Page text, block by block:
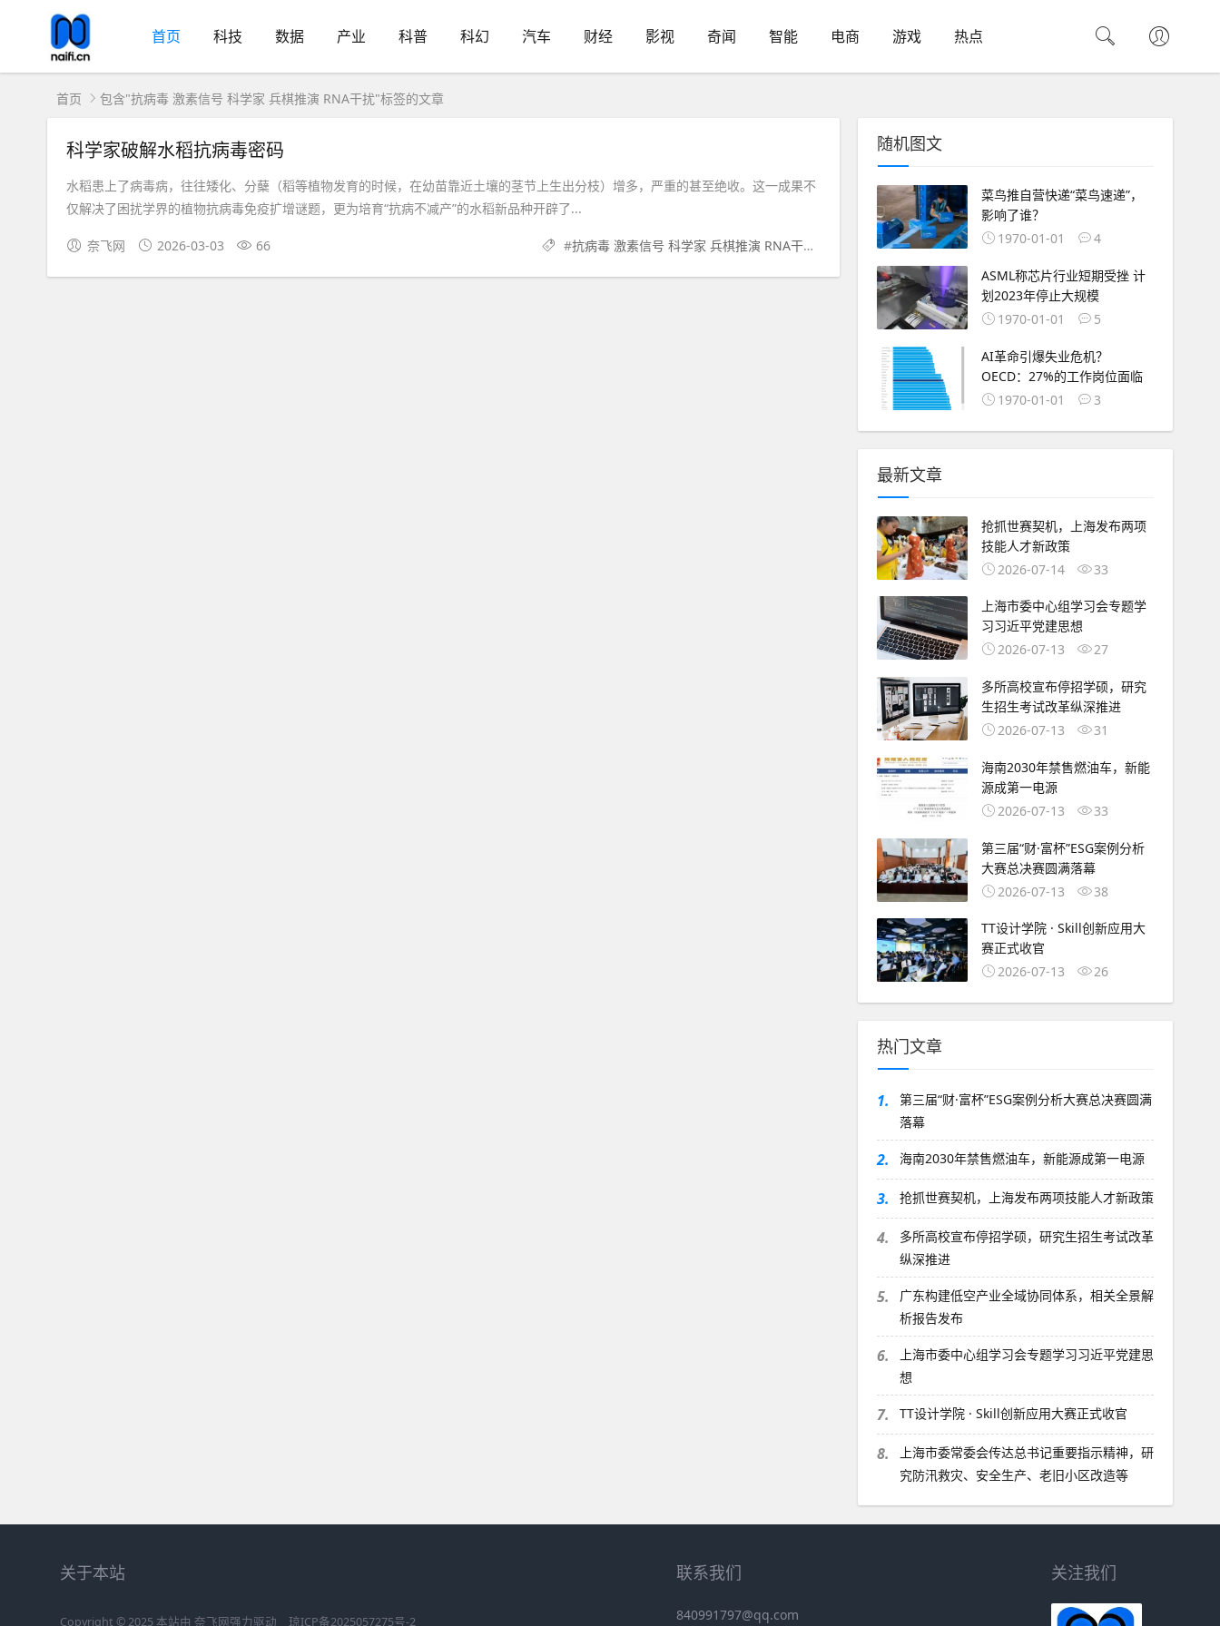
首页 科技 数据 产业 科普 科幻 汽车 财经 影视 奇闻 智能 电商 游戏 热点
首页 包含"抗病毒 激素信号 科学家 兵棋推演 RNA干扰"标签的文章
科学家破解水稻抗病毒密码
水稻患上了病毒病，往往矮化、分蘖（稻等植物发育的时候，在幼苗靠近土壤的茎节上生出分枝）增多，严重的甚至绝收。这一成果不
仅解决了困扰学界的植物抗病毒免疫扩增谜题，更为培育“抗病不减产”的水稻新品种开辟了...
奈飞网 2026-03-03 66 #抗病毒 激素信号 科学家 兵棋推演 RNA干扰
随机图文
菜鸟推自营快递“菜鸟速递”，
影响了谁？
1970-01-01
4
ASML称芯片行业短期受挫 计
划2023年停止大规模
1970-01-01
5
AI革命引爆失业危机？
OECD：27%的工作岗位面临
1970-01-01
3
最新文章
抢抓世赛契机，上海发布两项
技能人才新政策
2026-07-14
33
上海市委中心组学习会专题学
习习近平党建思想
2026-07-13
27
多所高校宣布停招学硕，研究
生招生考试改革纵深推进
2026-07-13
31
海南2030年禁售燃油车，新能
源成第一电源
2026-07-13
33
第三届“财·富杯”ESG案例分析
大赛总决赛圆满落幕
2026-07-13
38
TT设计学院 · Skill创新应用大
赛正式收官
2026-07-13
26
热门文章
1.
第三届“财·富杯”ESG案例分析大赛总决赛圆满
落幕
2. 海南2030年禁售燃油车，新能源成第一电源
3. 抢抓世赛契机，上海发布两项技能人才新政策
4.
多所高校宣布停招学硕，研究生招生考试改革
纵深推进
5.
广东构建低空产业全域协同体系，相关全景解
析报告发布
6.
上海市委中心组学习会专题学习习近平党建思
想
7. TT设计学院 · Skill创新应用大赛正式收官
8.
上海市委常委会传达总书记重要指示精神，研
究防汛救灾、安全生产、老旧小区改造等
关于本站
Copyright © 2025 本站由 奈飞网强力驱动 琼ICP备2025057275号-2
联系我们
840991797@qq.com
关注我们